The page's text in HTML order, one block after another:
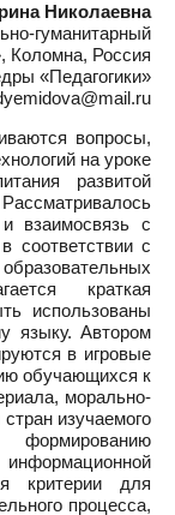
Николаевна
гуманитарный
Коломна, Россия
«Педагогики»
вопросы,
на уроке
развитой
взаимосвязь с
соответствии с
краткая
использованы
языку. Автором
в игровые
обучающихся к
морально-
изучаемого
критерии для
процесса,